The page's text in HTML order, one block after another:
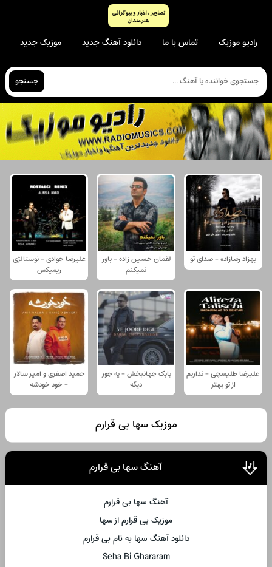
رادیو موزیک تماس با ما دانلود آهنگ جدید موزیک جدید
جستجو
بهزاد رضازاده - صدای تو
لقمان حسین زاده - باور
نمیکنم
علیرضا جوادی - نوستالژی
ریمیکس
علیرضا طلیسچی - نداریم
از تو بهتر
بابک جهانبخش - یه جور
دیگه
حمید اصغری و امیر سالار
- خود خودشه
موزیک سها بی قرارم
آهنگ سها بی قرارم
آهنگ سها بی قرارم
موزیک بی قرارم از سها
دانلود آهنگ سها به نام بی قرارم
Seha Bi Ghararam